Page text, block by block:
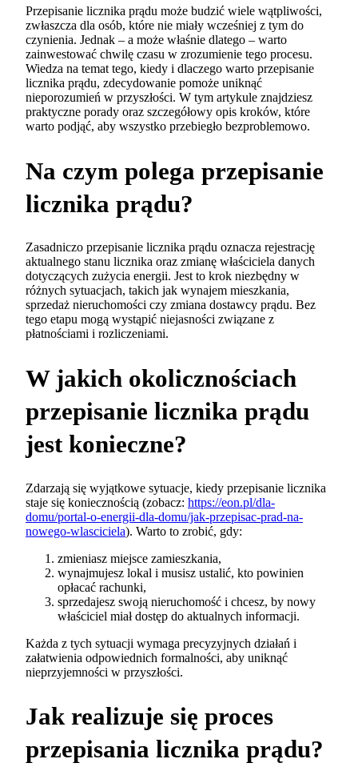
Przepisanie licznika prądu może budzić wiele wątpliwości,
zwłaszcza dla osób, które nie miały wcześniej z tym do
czynienia. Jednak – a może właśnie dlatego – warto
zainwestować chwilę czasu w zrozumienie tego procesu.
Wiedza na temat tego, kiedy i dlaczego warto przepisanie
licznika prądu, zdecydowanie pomoże uniknąć
nieporozumień w przyszłości. W tym artykule znajdziesz
praktyczne porady oraz szczegółowy opis kroków, które
warto podjąć, aby wszystko przebiegło bezproblemowo.
Na czym polega przepisanie
licznika prądu?
Zasadniczo przepisanie licznika prądu oznacza rejestrację
aktualnego stanu licznika oraz zmianę właściciela danych
dotyczących zużycia energii. Jest to krok niezbędny w
różnych sytuacjach, takich jak wynajem mieszkania,
sprzedaż nieruchomości czy zmiana dostawcy prądu. Bez
tego etapu mogą wystąpić niejasności związane z
płatnościami i rozliczeniami.
W jakich okolicznościach
przepisanie licznika prądu
jest konieczne?
Zdarzają się wyjątkowe sytuacje, kiedy przepisanie licznika
staje się koniecznością (zobacz: https://eon.pl/dla-
domu/portal-o-energii-dla-domu/jak-przepisac-prad-na-
nowego-wlasciciela). Warto to zrobić, gdy:
zmieniasz miejsce zamieszkania,
wynajmujesz lokal i musisz ustalić, kto powinien
opłacać rachunki,
sprzedajesz swoją nieruchomość i chcesz, by nowy
właściciel miał dostęp do aktualnych informacji.
Każda z tych sytuacji wymaga precyzyjnych działań i
załatwienia odpowiednich formalności, aby uniknąć
nieprzyjemności w przyszłości.
Jak realizuje się proces
przepisania licznika prądu?